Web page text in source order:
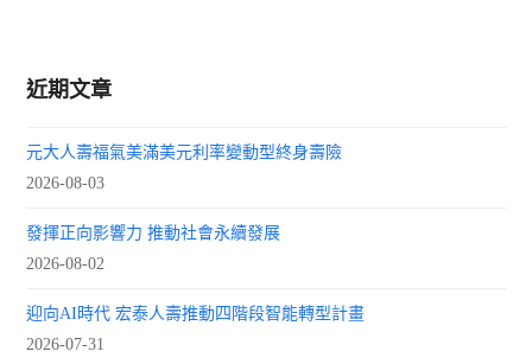
近期文章
元大人壽福氣美滿美元利率變動型終身壽險
2026-08-03
發揮正向影響力 推動社會永續發展
2026-08-02
迎向AI時代 宏泰人壽推動四階段智能轉型計畫
2026-07-31